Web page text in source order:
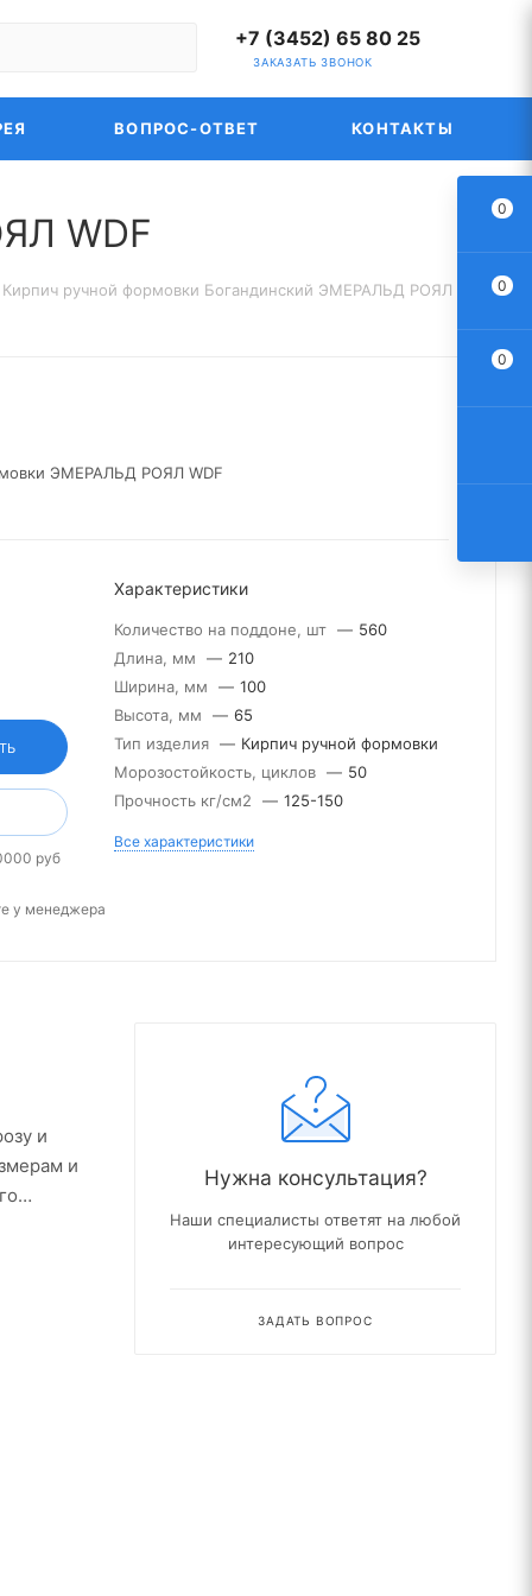
+7 (3452) 65 80 25
ЗАКАЗАТЬ ЗВОНОК
ВОПРОС-ОТВЕТ КОНТАКТЫ
WDF
Кирпич ручной формовки Богандинский ЭМЕРАЛЬД РОЯЛ WDF
ЭМЕРАЛЬД РОЯЛ WDF
руб
Характеристики
Количество на поддоне, шт — 560
Длина, мм
— 210
Ширина, мм
— 100
Высота, мм
— 65
Тип изделия — Кирпич ручной формовки
Морозостойкость, циклов — 50
Прочность кг/см2
— 125-150
Все характеристики
у менеджера
и
и
Нужна консультация?
Наши специалисты ответят на любой
интересующий вопрос
ЗАДАТЬ ВОПРОС
0
0
0